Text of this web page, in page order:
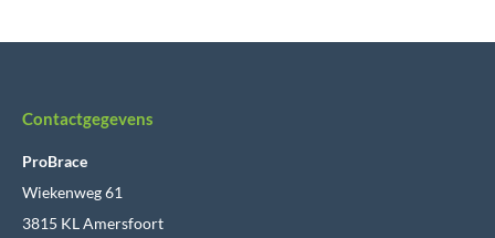
Contactgegevens
ProBrace
Wiekenweg 61
3815 KL Amersfoort